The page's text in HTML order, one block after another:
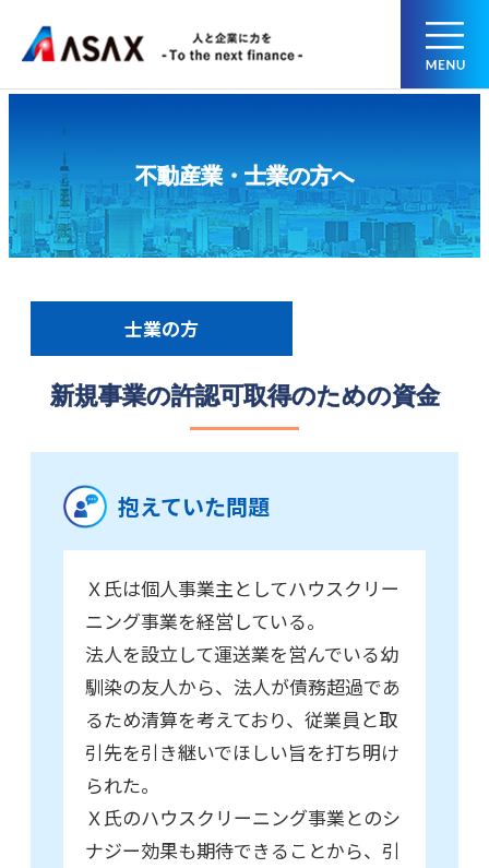
不動産業・士業の方へ
士業の方
新規事業の許認可取得のための資金
抱えていた問題
Ｘ氏は個人事業主としてハウスクリー
ニング事業を経営している。
法人を設立して運送業を営んでいる幼
馴染の友人から、法人が債務超過であ
るため清算を考えており、従業員と取
引先を引き継いでほしい旨を打ち明け
られた。
Ｘ氏のハウスクリーニング事業とのシ
ナジー効果も期待できることから、引